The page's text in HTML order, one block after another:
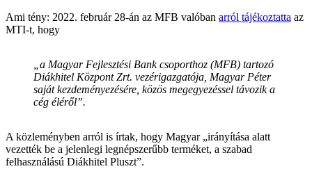
Ami tény: 2022. február 28-án az MFB valóban arról tájékoztatta az
MTI-t, hogy
„a Magyar Fejlesztési Bank csoporthoz (MFB) tartozó
Diákhitel Központ Zrt. vezérigazgatója, Magyar Péter
saját kezdeményezésére, közös megegyezéssel távozik a
cég éléről”.
A közleményben arról is írtak, hogy Magyar „irányítása alatt
vezették be a jelenlegi legnépszerűbb terméket, a szabad
felhasználású Diákhitel Pluszt”.